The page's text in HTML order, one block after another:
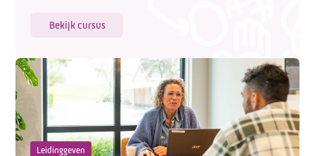
Bekijk cursus
Leidinggeven